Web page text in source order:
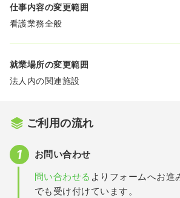
仕事内容の変更範囲
看護業務全般
就業場所の変更範囲
法人内の関連施設
ご利用の流れ
お問い合わせ
問い合わせる よりフォームへお進
でも受け付けています。